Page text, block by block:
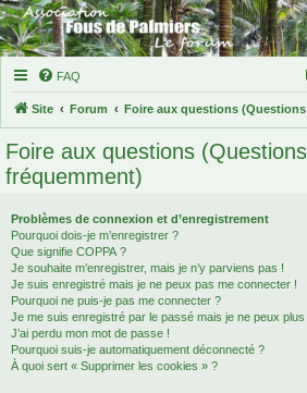
FAQ
Site Forum Foire aux questions
Foire aux questions
fréquemment)
Problèmes de connexion et d’enregistrement
Pourquoi dois-je m’enregistrer ?
Que signifie COPPA ?
Je souhaite m’enregistrer, mais je n’y parviens pas !
Je suis enregistré mais je ne peux pas me connecter !
Pourquoi ne puis-je pas me connecter ?
Je me suis enregistré par le passé mais je ne peux
J’ai perdu mon mot de passe !
Pourquoi suis-je automatiquement déconnecté ?
À quoi sert « Supprimer les cookies » ?